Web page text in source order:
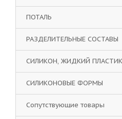
ПОТАЛЬ
РАЗДЕЛИТЕЛЬНЫЕ СОСТАВЫ
СИЛИКОН, ЖИДКИЙ
СИЛИКОНОВЫЕ ФОРМЫ
Сопутствующие товары